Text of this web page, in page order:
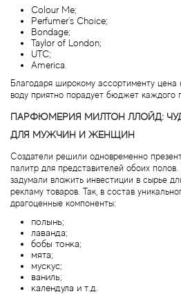
Colour Me;
Perfumer's Choice;
Bondage;
Taylor of London;
UTC;
America.
Благодаря широкому ассортименту
воду приятно порадует бюджет каждого
ПАРФЮМЕРИЯ МИЛТОН ЛЛОЙД:
ДЛЯ МУЖЧИН И ЖЕНЩИН
Создатели решили одновременно
палитр для представителей обоих
задумали вложить инвестиции в сырье
рекламу товаров. Так, в состав
драгоценные компоненты:
полынь;
лаванда;
бобы тонка;
мята;
мускус;
ваниль;
календула и т.д.
Ajmal
Al Haramain
Al Jazeera
Alaia Paris
Alexandre Barthet
Alfred Dunhill
Alyson Oldoini